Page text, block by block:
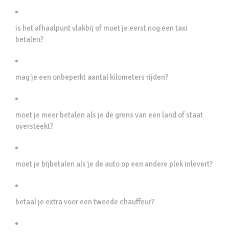
is het afhaalpunt vlakbij of moet je eerst nog een taxi
betalen?
mag je een onbeperkt aantal kilometers rijden?
moet je meer betalen als je de grens van een land of staat
oversteekt?
moet je bijbetalen als je de auto op een andere plek inlevert?
betaal je extra voor een tweede chauffeur?